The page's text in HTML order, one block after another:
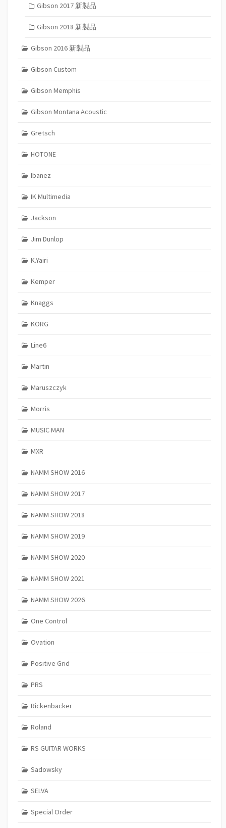
Gibson 2017 新製品
Gibson 2018 新製品
Gibson 2016 新製品
Gibson Custom
Gibson Memphis
Gibson Montana Acoustic
Gretsch
HOTONE
Ibanez
IK Multimedia
Jackson
Jim Dunlop
K.Yairi
Kemper
Knaggs
KORG
Line6
Martin
Maruszczyk
Morris
MUSIC MAN
MXR
NAMM SHOW 2016
NAMM SHOW 2017
NAMM SHOW 2018
NAMM SHOW 2019
NAMM SHOW 2020
NAMM SHOW 2021
NAMM SHOW 2026
One Control
Ovation
Positive Grid
PRS
Rickenbacker
Roland
RS GUITAR WORKS
Sadowsky
SELVA
Special Order